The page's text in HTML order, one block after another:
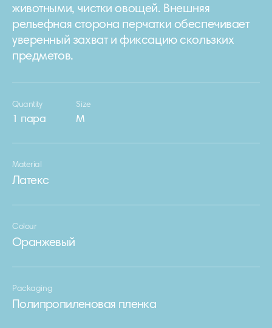
животными, чистки овощей. Внешняя
рельефная сторона перчатки обеспечивает
уверенный захват и фиксацию скользких
предметов.
Quantity
1 пара
Size
М
Material
Латекс
Colour
Оранжевый
Packaging
Полипропиленовая пленка